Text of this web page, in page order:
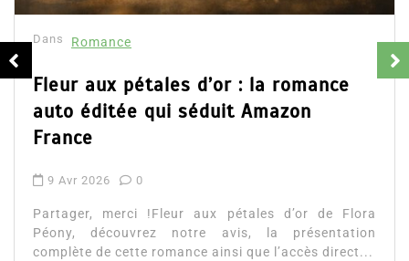
Romance
aux pétales d’or : la romance
éditée qui séduit Amazon
9 Avr 2026 0
merci !Fleur aux pétales d’or de Flora
découvrez notre avis, la présentation
de cette romance ainsi que l’accès direct...